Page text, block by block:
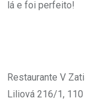
lá e foi perfeito!
Restaurante V
Liliová 216/1, 110